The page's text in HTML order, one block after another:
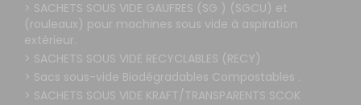
> SACHETS SOUS VIDE GAUFRES (SG ) (SGCU) et
(rouleaux) pour machines sous vide à aspiration
extérieur.
> SACHETS SOUS VIDE RECYCLABLES (RECY)
> Sacs sous-vide Biodégradables Compostables .
> SACHETS SOUS VIDE KRAFT/TRANSPARENTS SCOK